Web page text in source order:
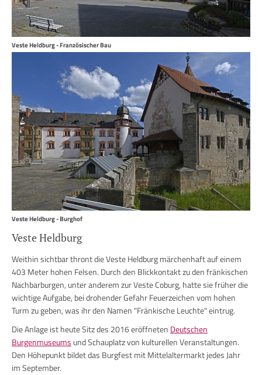
Veste Heldburg - Französischer Bau
Veste Heldburg - Burghof
Veste Heldburg
Weithin sichtbar thront die Veste Heldburg märchenhaft auf einem
403 Meter hohen Felsen. Durch den Blickkontakt zu den fränkischen
Nachbarburgen, unter anderem zur Veste Coburg, hatte sie früher die
wichtige Aufgabe, bei drohender Gefahr Feuerzeichen vom hohen
Turm zu geben, was ihr den Namen "Fränkische Leuchte" eintrug.
Die Anlage ist heute Sitz des 2016 eröffneten Deutschen
Burgenmuseums und Schauplatz von kulturellen Veranstaltungen.
Den Höhepunkt bildet das Burgfest mit Mittelaltermarkt jedes Jahr
im September.